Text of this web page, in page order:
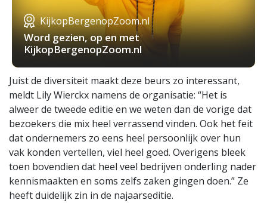
KijkopBergenopZoom.nl
Word gezien, op en met
KijkopBergenopZoom.nl
Juist de diversiteit maakt deze beurs zo interessant,
meldt Lily Wierckx namens de organisatie: “Het is
alweer de tweede editie en we weten dan de vorige dat
bezoekers die mix heel verrassend vinden. Ook het feit
dat ondernemers zo eens heel persoonlijk over hun
vak konden vertellen, viel heel goed. Overigens bleek
toen bovendien dat heel veel bedrijven onderling nader
kennismaakten en soms zelfs zaken gingen doen.” Ze
heeft duidelijk zin in de najaarseditie.